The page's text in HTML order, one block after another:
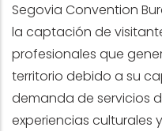
Segovia Convention
la captación de
profesionales que
territorio debido a su
demanda de servicios
experiencias culturales